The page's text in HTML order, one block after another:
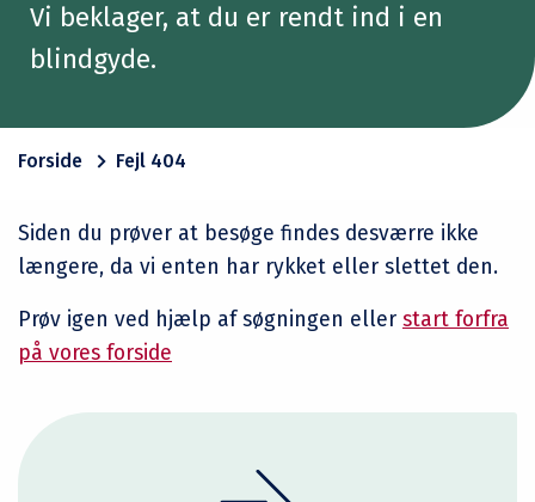
Vi beklager, at du er rendt ind i en
blindgyde.
Forside Fejl 404
Siden du prøver at besøge findes desværre ikke
længere, da vi enten har rykket eller slettet den.
Prøv igen ved hjælp af søgningen eller start forfra
på vores forside